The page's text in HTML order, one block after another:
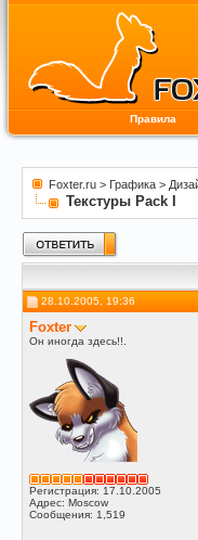
Правила
Foxter.ru > Графика >
Текстуры Pack I
28.10.2005, 19:36
Foxter
Он иногда здесь!!.
Регистрация: 17.10.2005
Адрес: Moscow
Сообщения: 1,519